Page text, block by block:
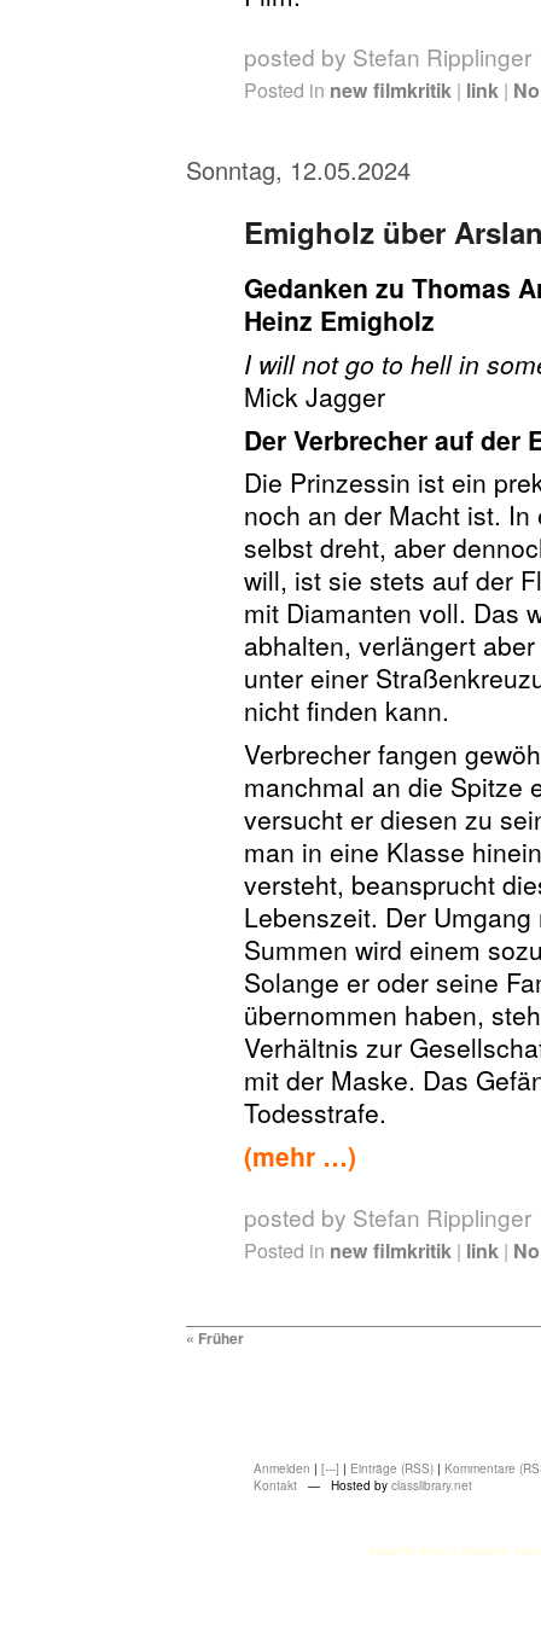
posted by Stefan Ripplinger
Posted in new filmkritik | link |
Sonntag, 12.05.2024
Emigholz über
Gedanken zu Thomas
Heinz Emigholz
I will not go to hell in
Mick Jagger
Der Verbrecher auf der
Die Prinzessin ist ein
noch an der Macht ist.
selbst dreht, aber
will, ist sie stets auf der
mit Diamanten voll. Das
abhalten, verlängert
unter einer
nicht finden kann.
Verbrecher fangen
manchmal an die Spitze
versucht er diesen zu
man in eine Klasse
versteht, beansprucht
Lebenszeit. Der
Summen wird einem
Solange er oder seine
übernommen haben,
Verhältnis zur
mit der Maske. Das
Todesstrafe.
(mehr …)
posted by Stefan Ripplinger
Posted in new filmkritik | link |
« Früher
Anmelden | [---] | Einträge (RSS) | Kommentare
Kontakt — Hosted by classlibrary.net
atasehir escort atasehir